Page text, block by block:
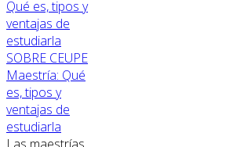
SOBRE CEUPE
Maestría: Qué
es, tipos y
ventajas de
estudiarla